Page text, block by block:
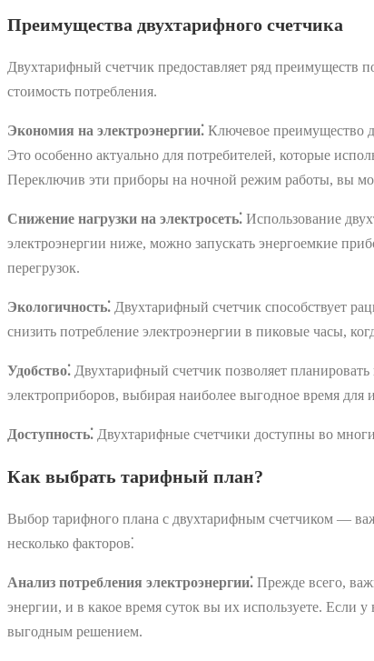
Преимущества двухтарифного счетчика
Двухтарифный счетчик предоставляет ряд
стоимость потребления.
Экономия на электроэнергии⁚ Ключевое преимущество
Это особенно актуально для потребителей, которые
Переключив эти приборы на ночной режим работы, вы
Снижение нагрузки на электросеть⁚ Использование
электроэнергии ниже, можно запускать энергоемкие
перегрузок.
Экологичность⁚ Двухтарифный счетчик способствует
снизить потребление электроэнергии в пиковые часы,
Удобство⁚ Двухтарифный счетчик позволяет
электроприборов, выбирая наиболее выгодное время для
Доступность⁚ Двухтарифные счетчики доступны во
Как выбрать тарифный план?
Выбор тарифного плана с двухтарифным счетчиком —
несколько факторов⁚
Анализ потребления электроэнергии⁚ Прежде всего,
энергии, и в какое время суток вы их используете. Если
выгодным решением.